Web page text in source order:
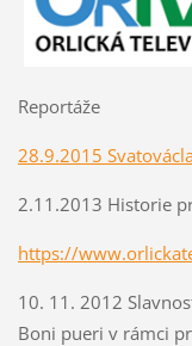
Reportáže
28.9.2015
2.11.2013 Historie
https://
10. 11. 2012
Boni pueri v rámci